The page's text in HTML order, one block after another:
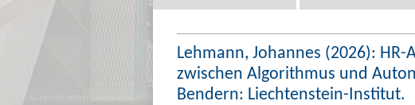
Lehmann, Johannes (2026):
zwischen Algorithmus und
Bendern: Liechtenstein-Institut.